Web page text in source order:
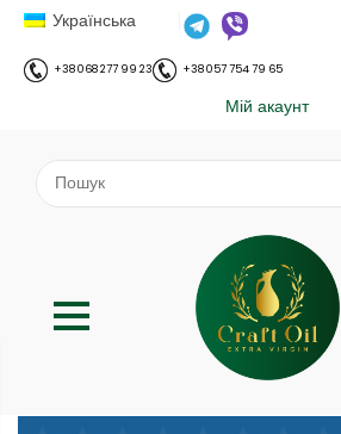
Українська
+38 068 277 99 23 +38 057 754 79 65
Мій акаунт